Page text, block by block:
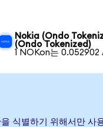
Nokia (Ondo
(Ondo Tokenized)
1 NOKon는 0.052902
식별하기 위해서만 사